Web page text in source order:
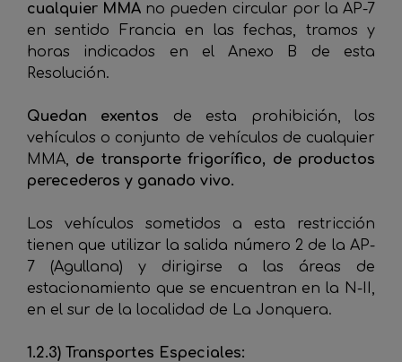
cualquier MMA no pueden circular por la AP-7
en sentido Francia en las fechas, tramos y
horas indicados en el Anexo B de esta
Resolución.
Quedan exentos de esta prohibición, los
vehículos o conjunto de vehículos de cualquier
MMA, de transporte frigorífico, de productos
perecederos y ganado vivo.
Los vehículos sometidos a esta restricción
tienen que utilizar la salida número 2 de la AP-
7 (Agullana) y dirigirse a las áreas de
estacionamiento que se encuentran en la N-II,
en el sur de la localidad de La Jonquera.
1.2.3) Transportes Especiales: